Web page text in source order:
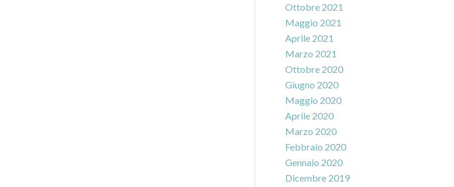
Ottobre 2021
Maggio 2021
Aprile 2021
Marzo 2021
Ottobre 2020
Giugno 2020
Maggio 2020
Aprile 2020
Marzo 2020
Febbraio 2020
Gennaio 2020
Dicembre 2019